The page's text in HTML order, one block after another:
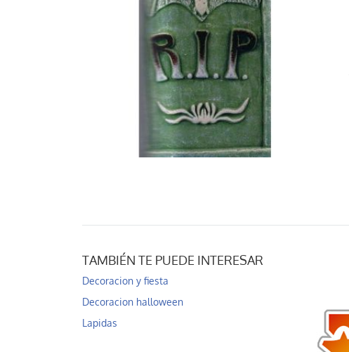
TAMBIÉN TE PUEDE INTERESAR
Decoracion y fiesta
Decoracion halloween
Lapidas